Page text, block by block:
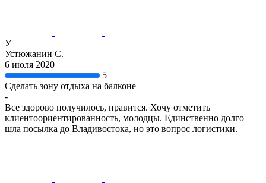
У
Устюжанин С.
6 июля 2020
5
Сделать зону отдыха на балконе
-
Все здорово получилось, нравится. Хочу отметить
клиентоориентированность, молодцы. Единственно долго
шла посылка до Владивостока, но это вопрос логистики.